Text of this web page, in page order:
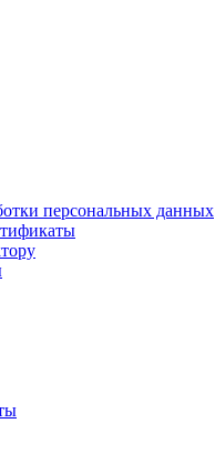
персональных данных